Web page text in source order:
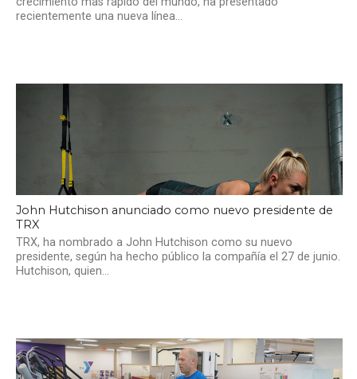
recientemente una nueva línea...
John Hutchison anunciado como nuevo presidente de
TRX
TRX, ha nombrado a John Hutchison como su nuevo
presidente, según ha hecho público la compañía el 27 de junio.
Hutchison, quien...